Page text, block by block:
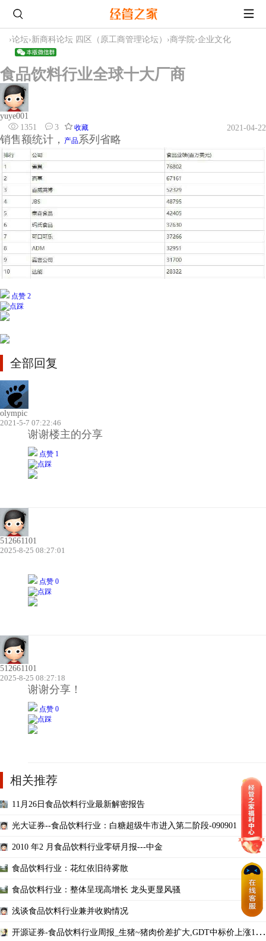
›论坛›新商科论坛 四区（原工商管理论坛） ›商学院›企业文化
食品饮料行业全球十大厂商
yuye001
1351
3 收藏 2021-04-22
销售额统计， 产品系列省略
点赞 2
全部回复
olympic
2021-5-7 07:22:46
谢谢楼主的分享
点赞 1
512661101
2025-8-25 08:27:01
点赞 0
512661101
2025-8-25 08:27:18
谢谢分享！
点赞 0
相关推荐
11月26日食品饮料行业最新解密报告
光大证券--食品饮料行业：白糖超级牛市进入第二阶段-090901
2010 年2 月食品饮料行业零研月报---中金
食品饮料行业：花红依旧待雾散
食品饮料行业：整体呈现高增长 龙头更显风骚
浅谈食品饮料行业兼并收购情况
开源证券-食品饮料行业周报_生猪~猪肉价差扩大,GDT中标价上涨1.